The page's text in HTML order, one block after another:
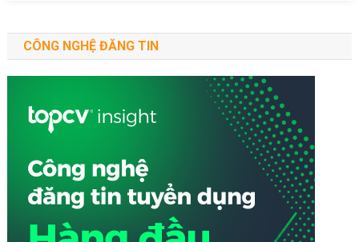
Lĩnh
Nhau
CÔNG NGHỆ ĐĂNG TIN